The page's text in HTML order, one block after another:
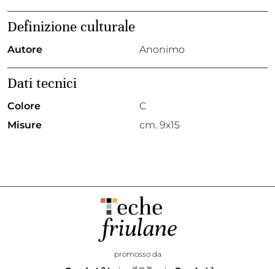
Definizione culturale
Autore Anonimo
Dati tecnici
Colore
C
Misure
cm. 9x15
promosso da